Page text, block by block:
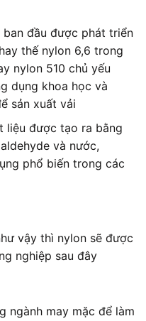
ban đầu được phát triển
thế nylon 6,6 trong
nylon 510 chủ yếu
dụng khoa học và
sản xuất vải
liệu được tạo ra bằng
và nước,
phổ biến trong các
vậy thì nylon sẽ được
nghiệp sau đây
ngành may mặc để làm